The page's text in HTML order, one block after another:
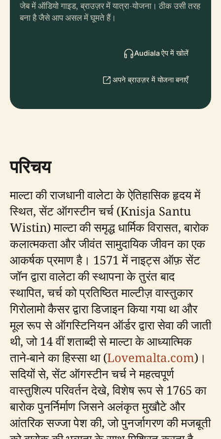
जेब में ऑडियो गाइड, ब्राउज़र में यात्रा-योजना। ठीक उसी तरह
बना है जैसे आप असल में घूमते हैं।
Audiala ऐप में खोलें
अपने ब्राउज़र में योजना बनाएँ
परिचय
माल्टा की राजधानी वालेटा के ऐतिहासिक हृदय में
स्थित, सेंट ऑगस्टीन चर्च (Knisja Santu
Wistin) माल्टा की समृद्ध धार्मिक विरासत, बारोक
कलात्मकता और जीवंत सामुदायिक जीवन का एक
आकर्षक प्रमाण है। 1571 में नाइट्स ऑफ़ सेंट
जॉन द्वारा वालेटा की स्थापना के तुरंत बाद
स्थापित, चर्च को प्रतिष्ठित माल्टीज़ वास्तुकार
गिरोलामो कैसर द्वारा डिजाइन किया गया था और
मूल रूप से ऑगस्टिनियन ऑर्डर द्वारा सेवा की जाती
थी, जो 14 वीं शताब्दी से माल्टा के आध्यात्मिक
ताने-बाने का हिस्सा था (Lovemalta.com)।
सदियों से, सेंट ऑगस्टीन चर्च ने महत्वपूर्ण
वास्तुशिल्प परिवर्तन देखे, विशेष रूप से 1765 का
बारोक पुनर्निर्माण जिसने अलंकृत मुखौटे और
आंतरिक सज्जा पेश की, जो पुनर्जागरण की मजबूती